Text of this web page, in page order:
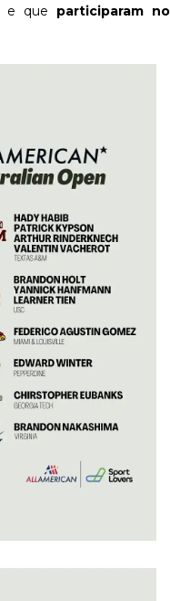
e que participaram no